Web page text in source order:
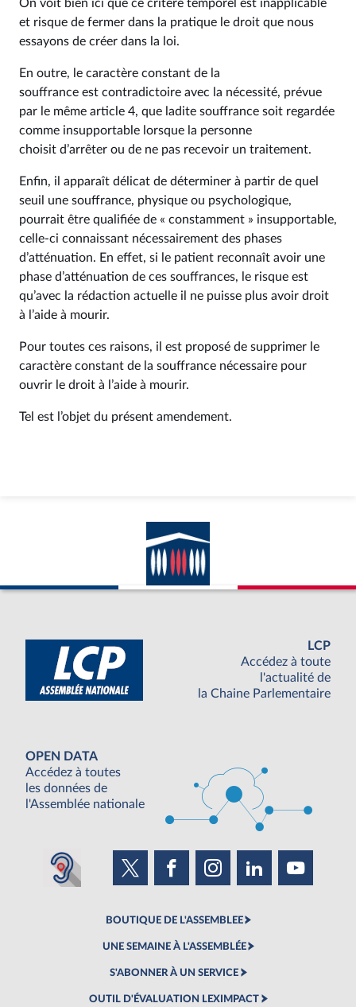
On voit bien ici que ce critère temporel est inapplicable
et risque de fermer dans la pratique le droit que nous
essayons de créer dans la loi.
En outre, le caractère constant de la
souffrance est contradictoire avec la nécessité, prévue
par le même article 4, que ladite souffrance soit regardée
comme insupportable lorsque la personne
choisit d’arrêter ou de ne pas recevoir un traitement.
Enfin, il apparaît délicat de déterminer à partir de quel
seuil une souffrance, physique ou psychologique,
pourrait être qualifiée de « constamment » insupportable,
celle-ci connaissant nécessairement des phases
d’atténuation. En effet, si le patient reconnaît avoir une
phase d’atténuation de ces souffrances, le risque est
qu’avec la rédaction actuelle il ne puisse plus avoir droit
à l’aide à mourir.
Pour toutes ces raisons, il est proposé de supprimer le
caractère constant de la souffrance nécessaire pour
ouvrir le droit à l’aide à mourir.
Tel est l’objet du présent amendement.
LCP
Accédez à toute
l'actualité de
la Chaine Parlementaire
OPEN DATA
Accédez à toutes
les données de
l'Assemblée nationale
BOUTIQUE DE L'ASSEMBLEE
UNE SEMAINE À L'ASSEMBLÉE
S'ABONNER À UN SERVICE
OUTIL D'ÉVALUATION LEXIMPACT